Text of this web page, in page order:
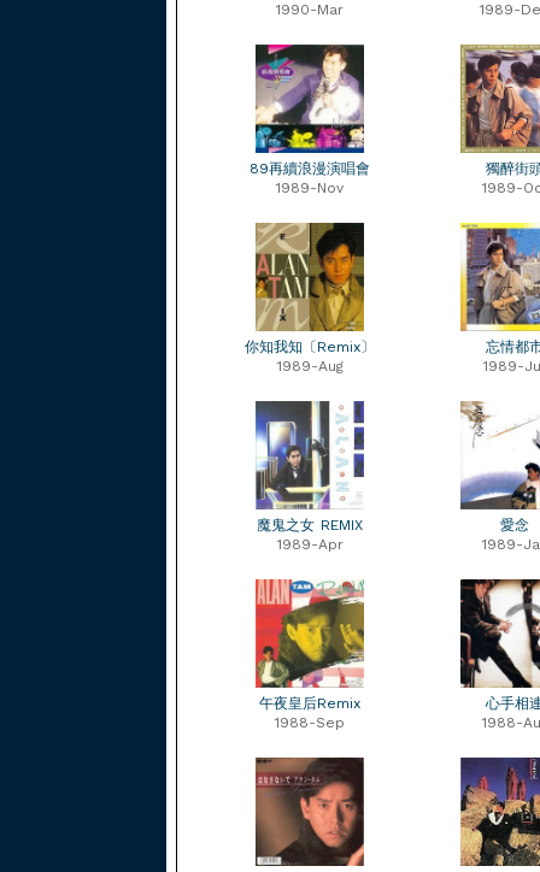
1990-Mar
1989-
89再續浪漫演唱會
1989-Nov
獨醉街
1989-
你知我知〔Remix〕
1989-Aug
忘情都
1989-
魔鬼之女 REMIX
1989-Apr
愛念
1989-
午夜皇后Remix
1988-Sep
心手相
1988-